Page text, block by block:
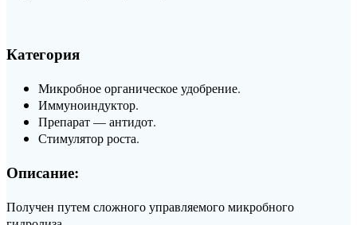
Категория
Микробное органическое удобрение.
Иммуноиндуктор.
Препарат — антидот.
Стимулятор роста.
Описание:
Получен путем сложного управляемого микробного